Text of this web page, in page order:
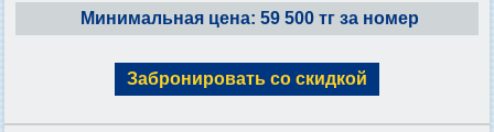
Минимальная цена: 59 500 тг за номер
Забронировать со скидкой